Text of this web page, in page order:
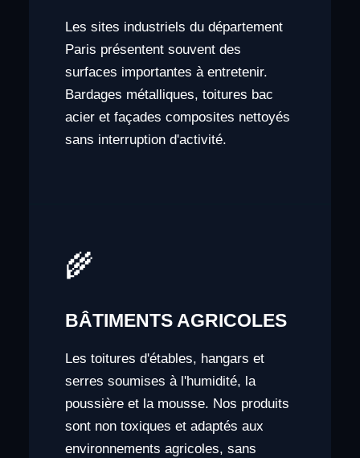
Les sites industriels du département
Paris présentent souvent des
surfaces importantes à entretenir.
Bardages métalliques, toitures bac
acier et façades composites nettoyés
sans interruption d'activité.
🌾
BÂTIMENTS AGRICOLES
Les toitures d'étables, hangars et
serres soumises à l'humidité, la
poussière et la mousse. Nos produits
sont non toxiques et adaptés aux
environnements agricoles, sans